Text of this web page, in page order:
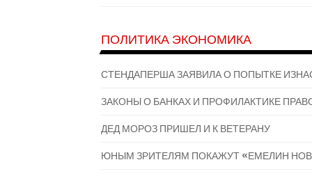
ПОЛИТИКА ЭКОНОМИКА
СТЕНДАПЕРША ЗАЯВИЛА О ПОПЫТКЕ
ЗАКОНЫ О БАНКАХ И ПРОФИЛАКТИКЕ
ДЕД МОРОЗ ПРИШЕЛ И К ВЕТЕРАНУ
ЮНЫМ ЗРИТЕЛЯМ ПОКАЖУТ «ЕМЕЛИН